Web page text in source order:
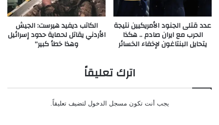
عدد قتلى الجنود الأمريكيين نتيجة
الحرب مع ايران صادم .. هكذا
يتحايل البنتاغون لإخفاء الخسائر
الكاتب ديفيد هيرست: الجيش
الأردني يقاتل لحماية حدود إسرائيل
وهذا خطأ كبير”
اترك تعليقاً
يجب أنت تكون مسجل الدخول لتضيف تعليقاً.